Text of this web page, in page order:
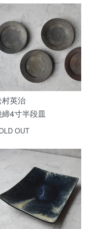
英治
4寸半段皿
OUT